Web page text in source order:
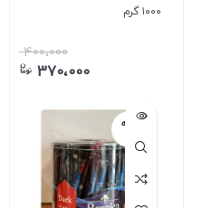
۱۰۰۰ گرم
400،000
370،000
فروخته